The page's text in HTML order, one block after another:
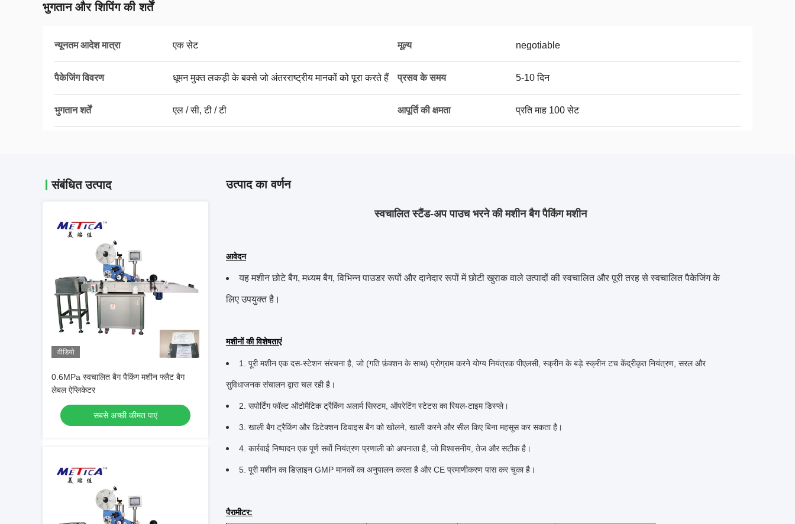
भुगतान और शिपिंग की शर्तें
न्यूनतम आदेश मात्रा एक सेट मूल्य negotiable
पैकेजिंग विवरण धूमन मुक्त लकड़ी के बक्से जो अंतरराष्ट्रीय मानकों को पूरा करते हैं प्रसव के समय 5-10 दिन
भुगतान शर्तें एल / सी, टी / टी आपूर्ति की क्षमता प्रति माह 100 सेट
संबंधित उत्पाद
वीडियो
0.6MPa स्वचालित बैग पैकिंग मशीन फ्लैट बैग
लेबल ऐप्लिकेटर
सबसे अच्छी कीमत पाएं
उत्पाद का वर्णन
स्वचालित स्टैंड-अप पाउच भरने की मशीन बैग पैकिंग मशीन
आवेदन
यह मशीन छोटे बैग, मध्यम बैग, विभिन्न पाउडर रूपों और दानेदार रूपों में छोटी खुराक वाले उत्पादों की स्वचालित और पूरी तरह से स्वचालित पैकेजिंग के
लिए उपयुक्त है।
मशीनों की विशेषताएं
1. पूरी मशीन एक दस-स्टेशन संरचना है, जो (गति फ़ंक्शन के साथ) प्रोग्राम करने योग्य नियंत्रक पीएलसी, स्क्रीन के बड़े स्क्रीन टच केंद्रीकृत नियंत्रण, सरल और
सुविधाजनक संचालन द्वारा चल रही है।
2. सपोर्टिंग फॉल्ट ऑटोमैटिक ट्रैकिंग अलार्म सिस्टम, ऑपरेटिंग स्टेटस का रियल-टाइम डिस्प्ले।
3. खाली बैग ट्रैकिंग और डिटेक्शन डिवाइस बैग को खोलने, खाली करने और सील किए बिना महसूस कर सकता है।
4. कार्रवाई निष्पादन एक पूर्ण सर्वो नियंत्रण प्रणाली को अपनाता है, जो विश्वसनीय, तेज और सटीक है।
5. पूरी मशीन का डिज़ाइन GMP मानकों का अनुपालन करता है और CE प्रमाणीकरण पास कर चुका है।
पैरामीटर: